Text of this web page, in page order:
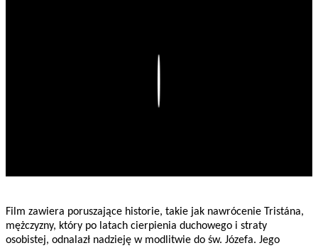
Film zawiera poruszające historie, takie jak nawrócenie Tristána,
mężczyzny, który po latach cierpienia duchowego i straty
osobistej, odnalazł nadzieję w modlitwie do św. Józefa. Jego